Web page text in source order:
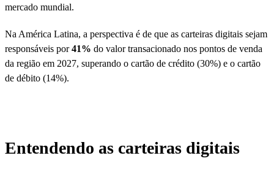
mercado mundial.
Na América Latina, a perspectiva é de que as carteiras digitais sejam
responsáveis por41% do valor transacionado nos pontos de venda
da região em 2027, superando o cartão de crédito (30%) e o cartão
de débito (14%).
Entendendo as carteiras digitais